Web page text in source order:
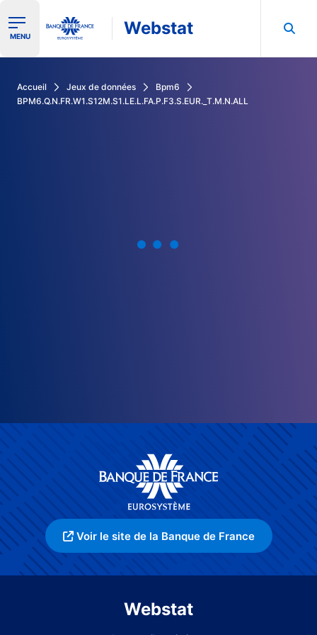
Ouvrir le menu de navigation
MENU Webstat
Accueil Jeux de données
Bpm6
BPM6.Q.N.FR.W1.S12M.S1.LE.L.FA.P.F3.S.EUR._T.M.N.ALL
Voir le site de la Banque de France
Webstat